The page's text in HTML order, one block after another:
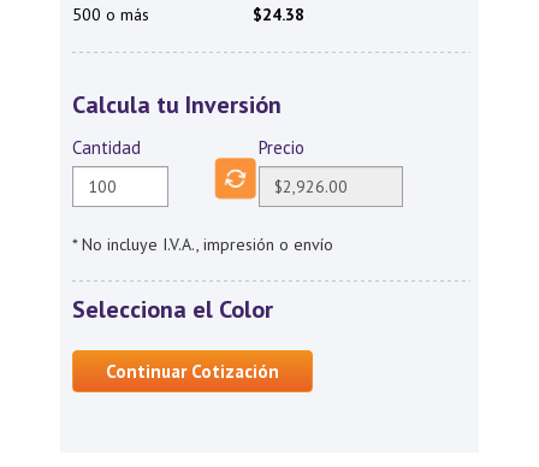
500 o más
$24.38
Calcula tu Inversión
Cantidad Precio
* No incluye I.V.A., impresión o envío
Selecciona el Color
Continuar Cotización